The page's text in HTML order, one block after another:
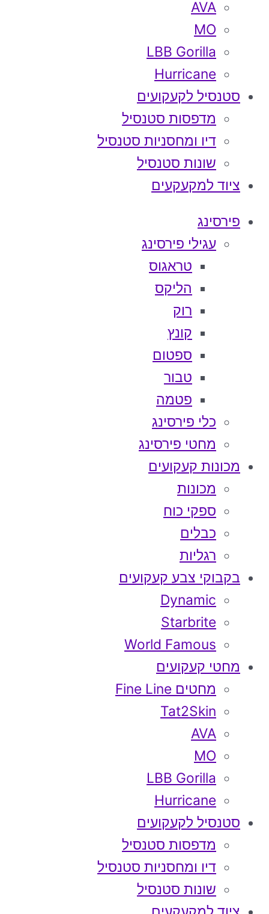
AVA
MO
LBB Gorilla
Hurricane
סטנסיל לקעקועים
מדפסות סטנסיל
דיו ומחסניות סטנסיל
שונות סטנסיל
ציוד למקעקעים
פירסינג
עגילי פירסינג
טראגוס
הליקס
רוק
קונץ
ספטום
טבור
פטמה
כלי פירסינג
מחטי פירסינג
מכונות קעקועים
מכונות
ספקי כוח
כבלים
רגליות
בקבוקי צבע קעקועים
Dynamic
Starbrite
World Famous
מחטי קעקועים
מחטים Fine Line
Tat2Skin
AVA
MO
LBB Gorilla
Hurricane
סטנסיל לקעקועים
מדפסות סטנסיל
דיו ומחסניות סטנסיל
שונות סטנסיל